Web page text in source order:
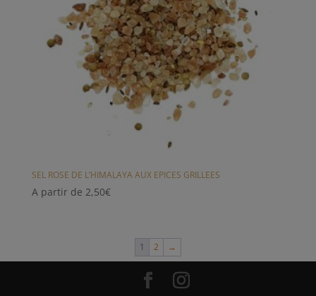
SEL ROSE DE L’HIMALAYA AUX EPICES GRILLEES
A partir de 2,50€
1 2 →